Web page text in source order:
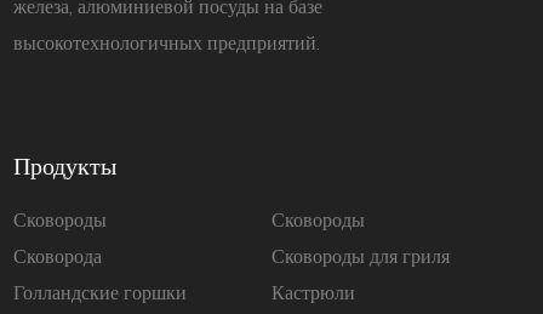
железа, алюминиевой посуды на базе
высокотехнологичных предприятий.
Продукты
Сковороды
Сковорода
Голландские горшки
Сковороды
Сковороды для гриля
Кастрюли